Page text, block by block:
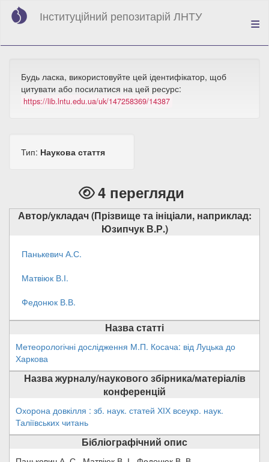
Перейти
вмісту
Інституційний репозитарій ЛНТУ
Будь ласка, використовуйте цей ідентифікатор, щоб
цитувати або посилатися на цей ресурс:
https://lib.lntu.edu.ua/uk/147258369/14387
Тип: Наукова стаття
4 перегляди
Автор/укладач (Прізвище та ініціали, наприклад:
Юзипчук В.Р.)
Панькевич А.С.
Матвіюк В.І.
Федонюк В.В.
Назва статті
Метеорологічні дослідження М.П. Косача: від Луцька до
Харкова
Назва журналу/наукового збірника/матеріалів
конференцій
Охорона довкілля : зб. наук. статей ХІХ всеукр. наук.
Таліївських читань
Бібліографічний опис